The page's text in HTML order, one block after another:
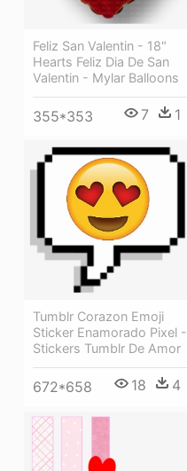
Feliz San Valentin - 18"
Hearts Feliz Dia De San
Valentin - Mylar Balloons
355*353 7 1
Tumblr Corazon Emoji
Sticker Enamorado Pixel -
Stickers Tumblr De Amor
672*658 18 4